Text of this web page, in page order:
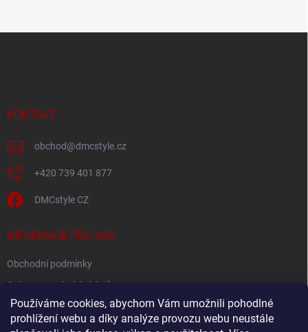
Používáme cookies, abychom Vám umožnili pohodlné
prohlížení webu a díky analýze provozu webu neustále
KONTAKT
obchod@dmcstyle.cz
+420 739 401 877
DMCstyle CZ
INFORMACE PRO VÁS
Obchodní podmínky
Ochrana osobních údajů
FACEBOOK